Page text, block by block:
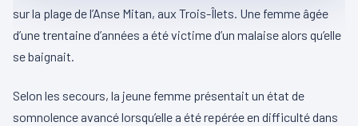
sur la plage de l’Anse Mitan, aux Trois-Îlets. Une femme âgée
d’une trentaine d’années a été victime d’un malaise alors qu’elle
se baignait.
Selon les secours, la jeune femme présentait un état de
somnolence avancé lorsqu’elle a été repérée en difficulté dans